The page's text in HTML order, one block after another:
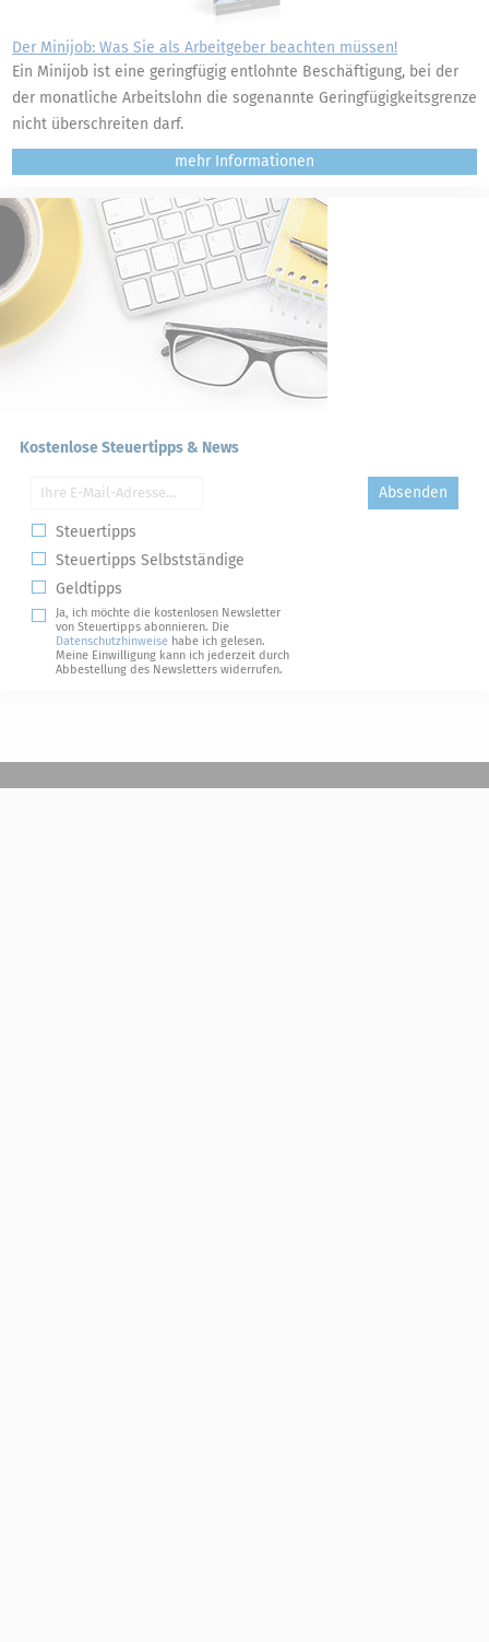
Der Minijob: Was Sie als Arbeitgeber beachten müssen!
Ein Minijob ist eine geringfügig entlohnte Beschäftigung, bei der
der monatliche Arbeitslohn die sogenannte Geringfügigkeitsgrenze
nicht überschreiten darf.
mehr
Kostenlose Steuertipps & News
Absenden
Steuertipps
Steuertipps Selbstständige
Geldtipps
Ja, ich möchte die kostenlosen Newsletter
von Steuertipps abonnieren. Die
Datenschutzhinweise habe ich gelesen.
Meine Einwilligung kann ich jederzeit durch
Abbestellung des Newsletters widerrufen.